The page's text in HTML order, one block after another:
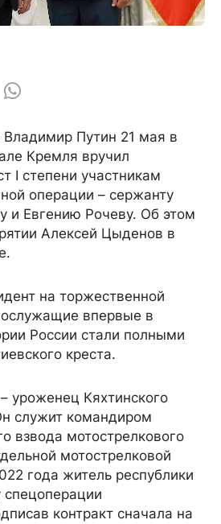
Владимир Путин 21 мая в
Кремля вручил
I степени участникам
операции – сержанту
и Евгению Рочеву. Об этом
Алексей Цыденов в
на торжественной
впервые в
России стали полными
креста.
уроженец Кяхтинского
служит командиром
взвода мотострелкового
мотострелковой
года житель республики
спецоперации
контракт сначала на